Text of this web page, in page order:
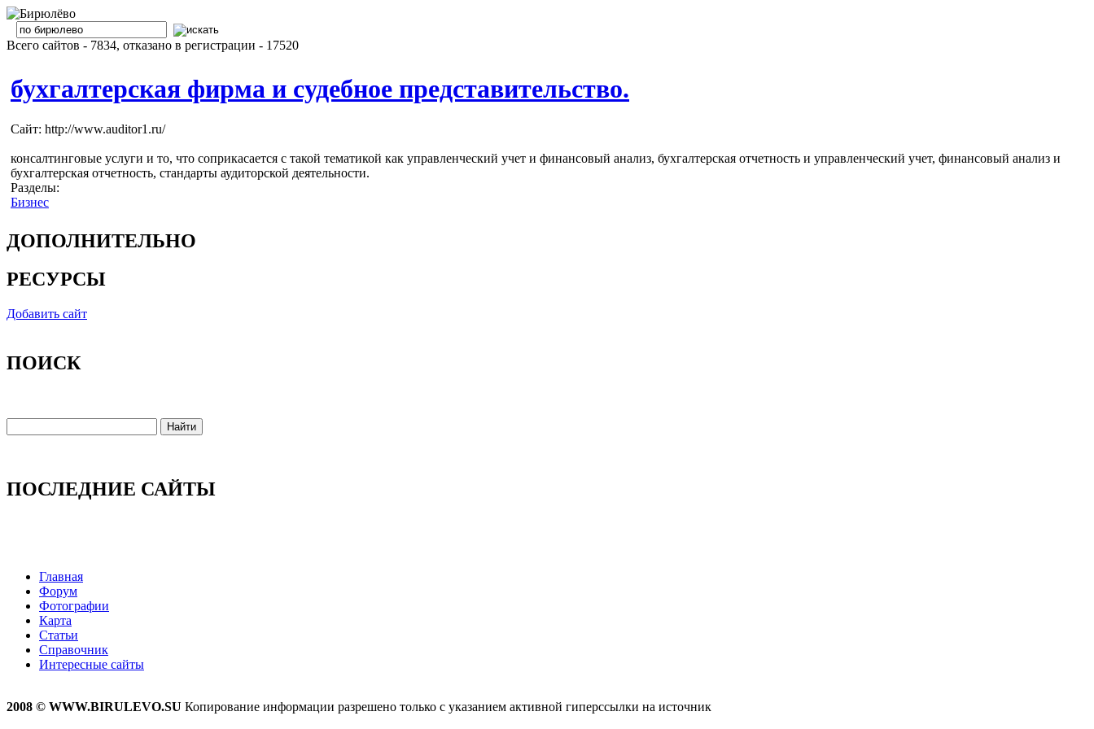
Всего сайтов - 7834, отказано в регистрации - 17520
бухгалтерская фирма и судебное представительство.
Сайт: http://www.auditor1.ru/
консалтинговые услуги и то, что соприкасается с такой тематикой как управленческий учет и финансовый анализ, бухгалтерская отчетность и управленческий учет, финансовый анализ и
бухгалтерская отчетность, стандарты аудиторской деятельности.
Разделы:
Бизнес
ДОПОЛНИТЕЛЬНО
РЕСУРСЫ
Добавить сайт
ПОИСК
ПОСЛЕДНИЕ САЙТЫ
Главная
Форум
Фотографии
Карта
Статьи
Справочник
Интересные сайты
2008 © WWW.BIRULEVO.SU Копирование информации разрешено только с указанием активной гиперссылки на источник